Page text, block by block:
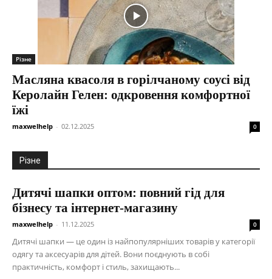
Різне
Масляна квасоля в горілчаному соусі від
Керолайн Гелен: одкровення комфортної
їжі
maxwelhelp - 02.12.2025 0
Різне
Дитячі шапки оптом: повний гід для
бізнесу та інтернет-магазину
maxwelhelp - 11.12.2025 0
Дитячі шапки — це один із найпопулярніших товарів у категорії
одягу та аксесуарів для дітей. Вони поєднують в собі
практичність, комфорт і стиль, захищають...